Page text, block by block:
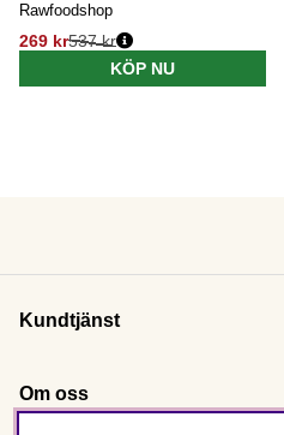
Rawfoodshop
269 kr537 kr
KÖP NU
Kundtjänst
Om oss